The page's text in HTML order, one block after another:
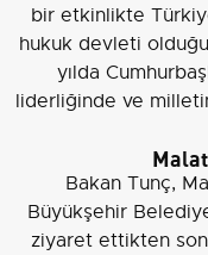
bir etkinlikte
hukuk devleti
yılda
liderliğinde ve
Bakan Tunç,
Büyükşehir
ziyaret ettikten